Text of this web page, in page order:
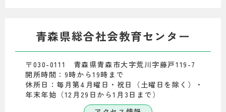
青森県総合社会教育センター
〒030-0111 青森県青森市大字荒川字藤戸119-7
開所時間：9時から19時まで
休所日：毎月第4月曜日・祝日（土曜日を除く）・
年末年始（12月29日から1月3日まで）